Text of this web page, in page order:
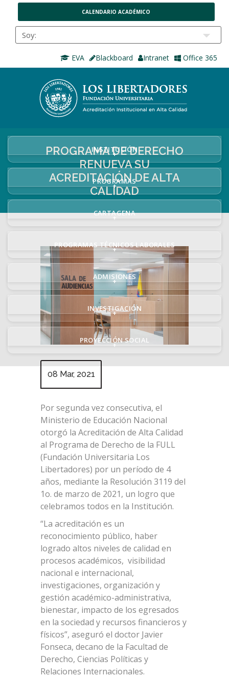
CALENDARIO ACADÉMICO
EVA Blackboard Intranet Office 365
INSTITUCIÓN
+
PROGRAMAS
+
CARTAGENA
+
PROGRAMAS TÉCNICOS LABORALES
+
ADMISIONES
+
INVESTIGACIÓN
+
PROYECCIÓN SOCIAL
+
PROGRAMA DE DERECHO
RENUEVA SU
ACREDITACIÓN DE ALTA
CALIDAD
08 Mar, 2021
Por segunda vez consecutiva, el
Ministerio de Educación Nacional
otorgó la Acreditación de Alta Calidad
al Programa de Derecho de la FULL
(Fundación Universitaria Los
Libertadores) por un período de 4
años, mediante la Resolución 3119 del
1o. de marzo de 2021, un logro que
celebramos todos en la Institución.
“La acreditación es un
reconocimiento público, haber
logrado altos niveles de calidad en
procesos académicos, visibilidad
nacional e internacional,
investigaciones, organización y
gestión académico-administrativa,
bienestar, impacto de los egresados
en la sociedad y recursos financieros y
físicos”, aseguró el doctor Javier
Fonseca, decano de la Facultad de
Derecho, Ciencias Políticas y
Relaciones Internacionales.